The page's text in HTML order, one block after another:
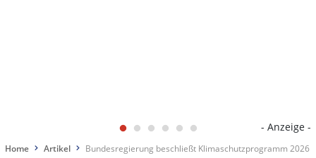
- Anzeige -
Home Artikel Bundesregierung beschließt Klimaschutzprogramm 2026